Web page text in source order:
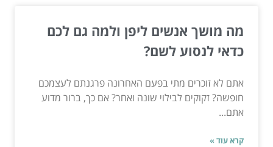
מה מושך אנשים ליפן ולמה גם לכם
כדאי לנסוע לשם?
אתם לא זוכרים מתי בפעם האחרונה פרגנתם לעצמכם
חופשה? זקוקים לבילוי שונה ואחר? אם כך, ברור מדוע
אתם...
קרא עוד »